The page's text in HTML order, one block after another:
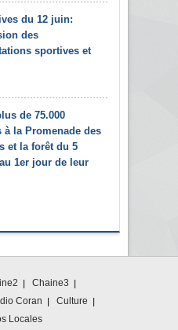
du 12 juin:
des
sportives et
de 75.000
à la Promenade des
et la forêt du 5
1er jour de leur
Chaine3
Coran
Culture
Locales